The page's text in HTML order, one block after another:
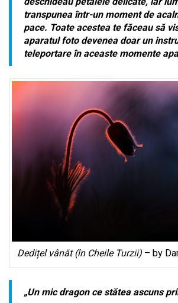
transpunea într-un moment de
pace. Toate acestea te făceau să
aparatul foto devenea doar un
teleportare în aceaste momente
Dedițel vânăt (în Cheile Turzii) – by
„Un mic dragon ce stătea ascuns